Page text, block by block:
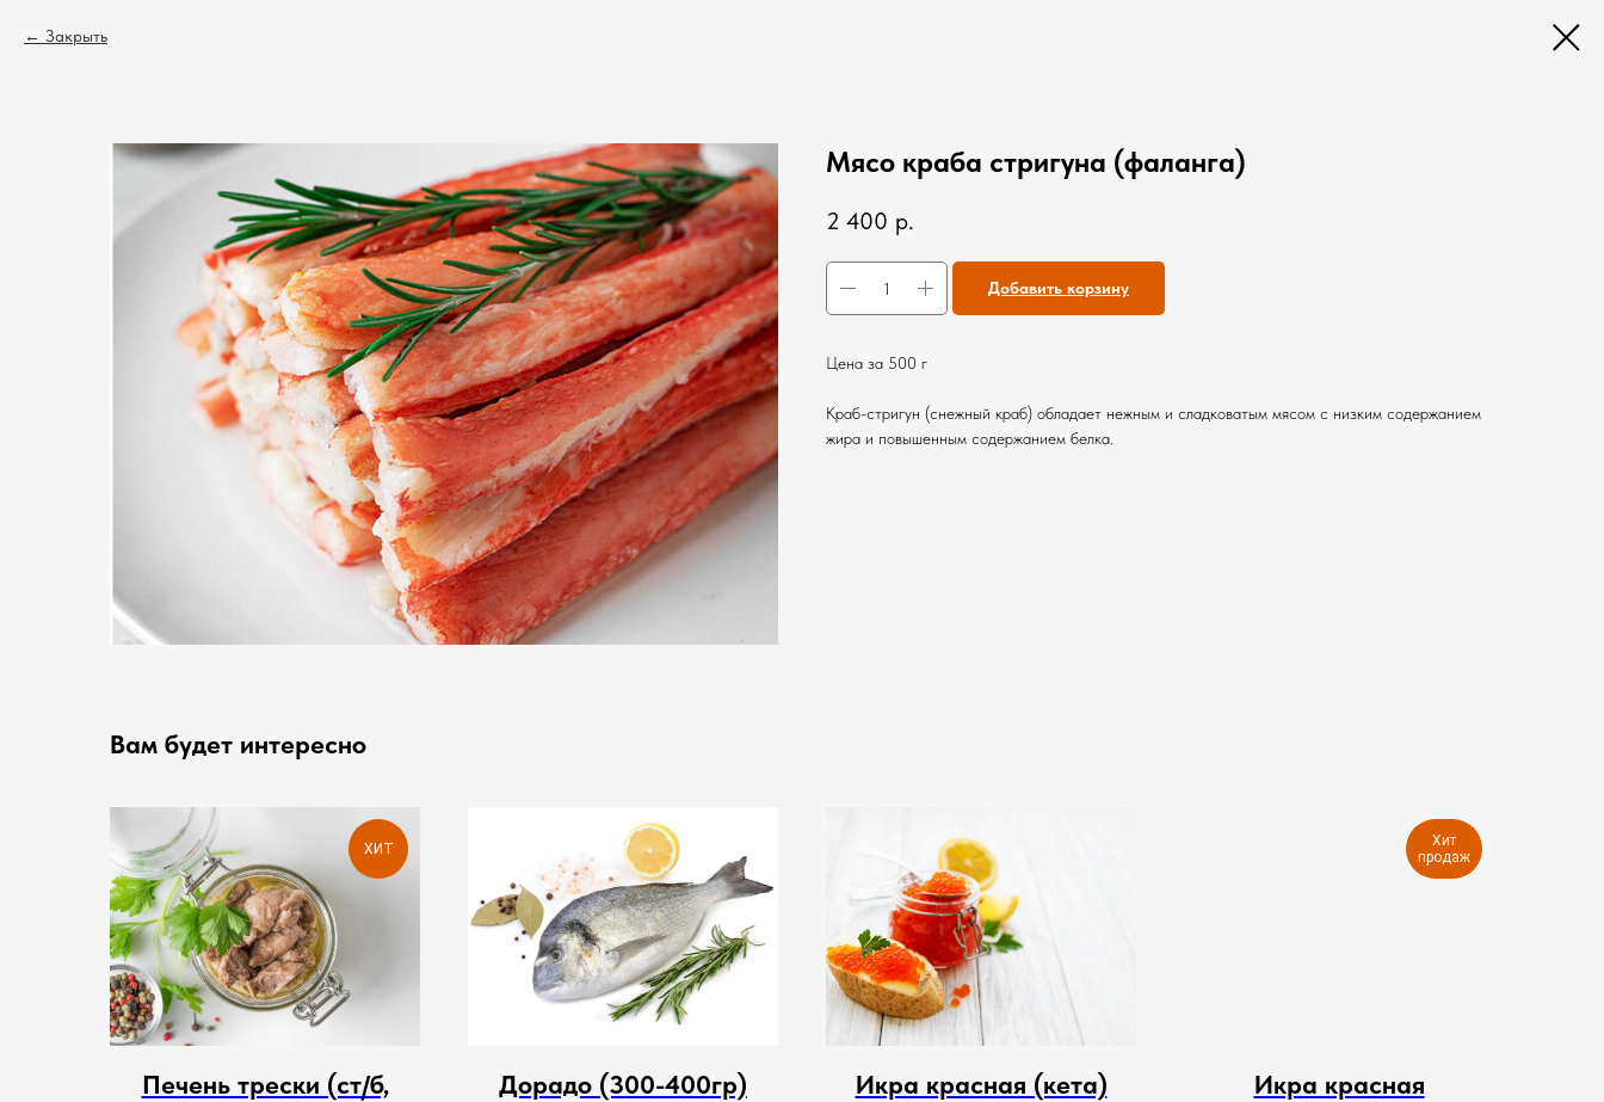
Закрыть
Мясо краба стригуна (фаланга)
2 400 р.
Добавить корзину
Цена за 500 г
Краб-стригун (снежный краб) обладает нежным и сладковатым мясом с низким содержанием
жира и повышенным содержанием белка.
Вам будет интересно
ХИТ
Печень трески (ст/б,
Дорадо (300-400гр) Икра красная (кета)
Хит
продаж
Икра красная